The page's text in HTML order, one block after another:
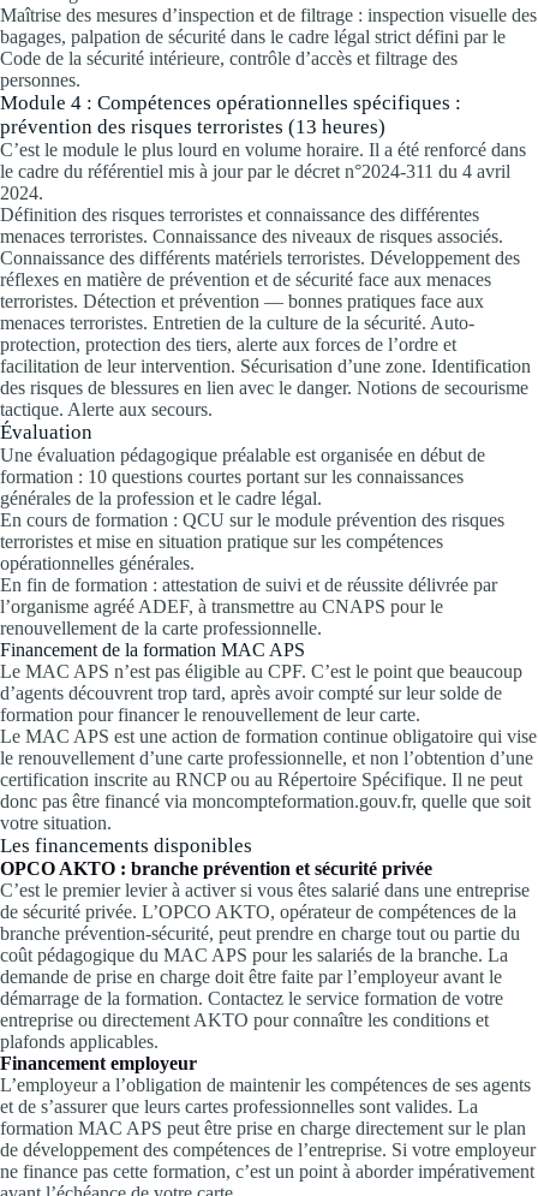
Maîtrise des mesures d’inspection et de filtrage : inspection visuelle des
bagages, palpation de sécurité dans le cadre légal strict défini par le
Code de la sécurité intérieure, contrôle d’accès et filtrage des
personnes.
Module 4 : Compétences opérationnelles spécifiques :
prévention des risques terroristes (13 heures)
C’est le module le plus lourd en volume horaire. Il a été renforcé dans
le cadre du référentiel mis à jour par le décret n°2024-311 du 4 avril
2024.
Définition des risques terroristes et connaissance des différentes
menaces terroristes. Connaissance des niveaux de risques associés.
Connaissance des différents matériels terroristes. Développement des
réflexes en matière de prévention et de sécurité face aux menaces
terroristes. Détection et prévention — bonnes pratiques face aux
menaces terroristes. Entretien de la culture de la sécurité. Auto-
protection, protection des tiers, alerte aux forces de l’ordre et
facilitation de leur intervention. Sécurisation d’une zone. Identification
des risques de blessures en lien avec le danger. Notions de secourisme
tactique. Alerte aux secours.
Évaluation
Une évaluation pédagogique préalable est organisée en début de
formation : 10 questions courtes portant sur les connaissances
générales de la profession et le cadre légal.
En cours de formation : QCU sur le module prévention des risques
terroristes et mise en situation pratique sur les compétences
opérationnelles générales.
En fin de formation : attestation de suivi et de réussite délivrée par
l’organisme agréé ADEF, à transmettre au CNAPS pour le
renouvellement de la carte professionnelle.
Financement de la formation MAC APS
Le MAC APS n’est pas éligible au CPF. C’est le point que beaucoup
d’agents découvrent trop tard, après avoir compté sur leur solde de
formation pour financer le renouvellement de leur carte.
Le MAC APS est une action de formation continue obligatoire qui vise
le renouvellement d’une carte professionnelle, et non l’obtention d’une
certification inscrite au RNCP ou au Répertoire Spécifique. Il ne peut
donc pas être financé via moncompteformation.gouv.fr, quelle que soit
votre situation.
Les financements disponibles
OPCO AKTO : branche prévention et sécurité privée
C’est le premier levier à activer si vous êtes salarié dans une entreprise
de sécurité privée. L’OPCO AKTO, opérateur de compétences de la
branche prévention-sécurité, peut prendre en charge tout ou partie du
coût pédagogique du MAC APS pour les salariés de la branche. La
demande de prise en charge doit être faite par l’employeur avant le
démarrage de la formation. Contactez le service formation de votre
entreprise ou directement AKTO pour connaître les conditions et
plafonds applicables.
Financement employeur
L’employeur a l’obligation de maintenir les compétences de ses agents
et de s’assurer que leurs cartes professionnelles sont valides. La
formation MAC APS peut être prise en charge directement sur le plan
de développement des compétences de l’entreprise. Si votre employeur
ne finance pas cette formation, c’est un point à aborder impérativement